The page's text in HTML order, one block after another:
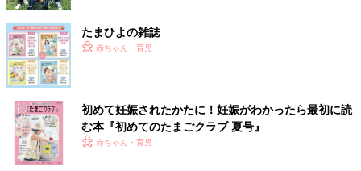
「夫が娘とうまくかかわれない。２人目を望ん
ではいけないのでしょうか？」というもので
細木かおり先生
たまひよの雑誌
赤ちゃん・育児
初めて妊娠されたかたに！妊娠がわかったら最初に読
む本『初めてのたまごクラブ 夏号』
赤ちゃん・育児